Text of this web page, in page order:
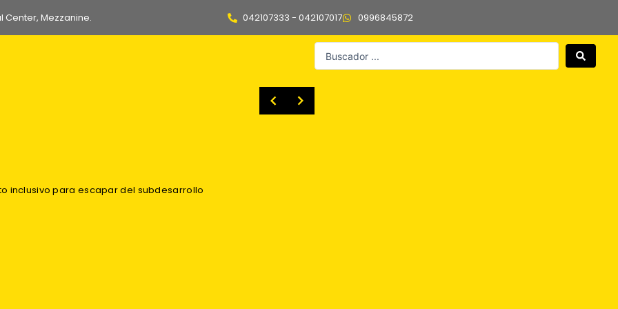
Center, Mezzanine. 042107333 - 042107017 0996845872
de Gobierno de Fujimori y De La Espriella
Search